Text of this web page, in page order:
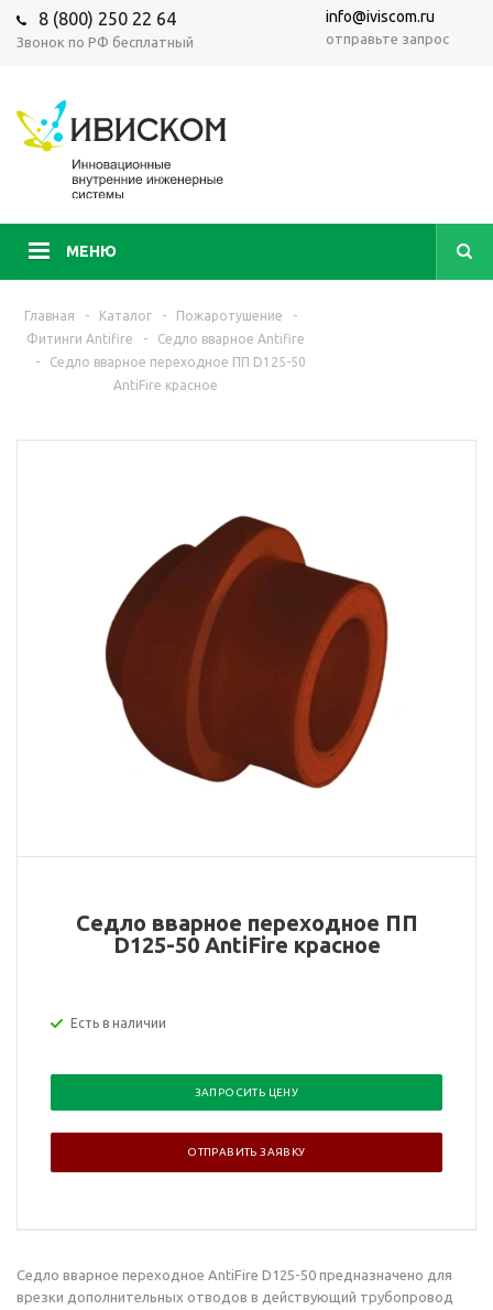
8 (800) 250 22 64
Звонок по РФ бесплатный
info@iviscom.ru
отправьте запрос
МЕНЮ
Главная - Каталог - Пожаротушение
-
Фитинги Antifire
-
Седло вварное Antifire
-
Седло вварное переходное ПП D125-50
AntiFire красное
Седло вварное переходное ПП
D125-50 AntiFire красное
Есть в наличии
ЗАПРОСИТЬ ЦЕНУ
ОТПРАВИТЬ ЗАЯВКУ
Седло вварное переходное AntiFire D125-50 предназначено для
врезки дополнительных отводов в действующий трубопровод